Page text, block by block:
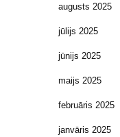
augusts 2025
jūlijs 2025
jūnijs 2025
maijs 2025
februāris 2025
janvāris 2025